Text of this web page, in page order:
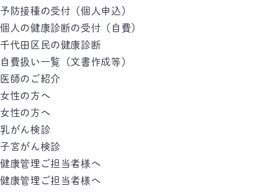
予防接種の受付（個人申込）
個人の健康診断の受付（自費）
千代田区民の健康診断
自費扱い一覧（文書作成等）
医師のご紹介
女性の方へ
女性の方へ
乳がん検診
子宮がん検診
健康管理ご担当者様へ
健康管理ご担当者様へ